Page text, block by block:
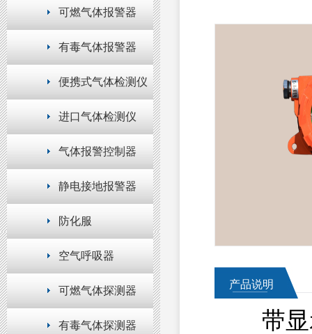
可燃气体报警器
有毒气体报警器
便携式气体检测仪
进口气体检测仪
气体报警控制器
静电接地报警器
防化服
空气呼吸器
可燃气体探测器
有毒气体探测器
产品说明
带显示